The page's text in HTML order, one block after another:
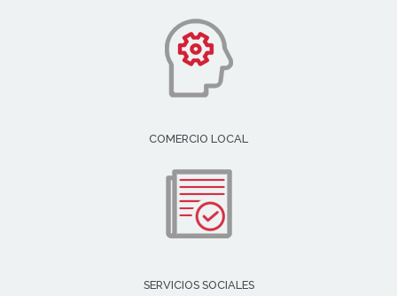
COMERCIO LOCAL
SERVICIOS SOCIALES